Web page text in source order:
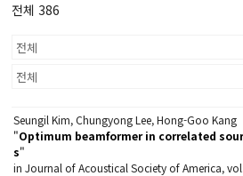
전체 386
Seungil Kim, Chungyong Lee, Hong-Goo Kang
"Optimum beamformer in correlated
s"
in Journal of Acoustical Society of America,